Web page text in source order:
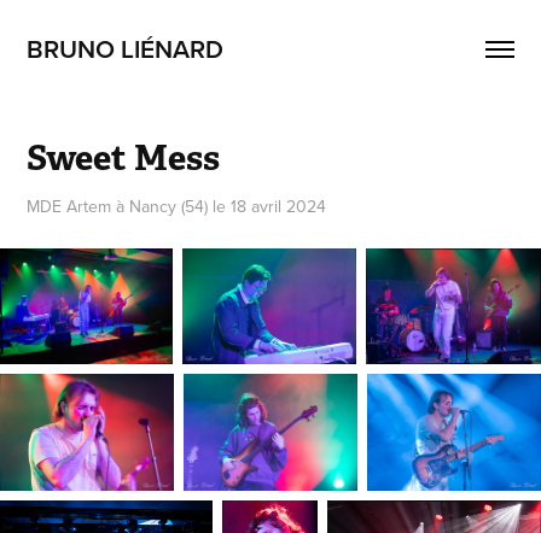
BRUNO LIÉNARD
Sweet Mess
MDE Artem à Nancy (54) le 18 avril 2024